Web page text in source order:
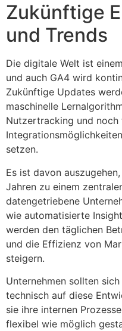
Zukünftige
und Trends
Die digitale Welt ist
und auch GA4 wird
Zukünftige Updates
maschinelle
Nutzertracking und noch
setzen.
Es ist davon
Jahren zu einem
datengetriebene
wie automatisierte
werden den täglichen
und die Effizienz von
steigern.
Unternehmen sollten
technisch auf diese
sie ihre internen
flexibel wie möglich